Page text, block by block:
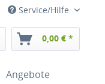
Service/Hilfe
0,00 € *
Angebote